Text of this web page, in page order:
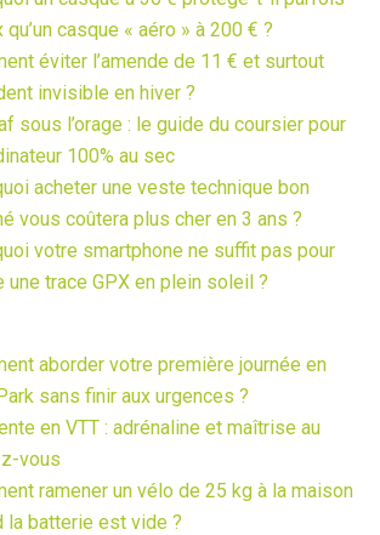
qu’un casque « aéro » à 200 € ?
éviter l’amende de 11 € et surtout
invisible en hiver ?
sous l’orage : le guide du coursier pour
100% au sec
acheter une veste technique bon
vous coûtera plus cher en 3 ans ?
votre smartphone ne suffit pas pour
une trace GPX en plein soleil ?
aborder votre première journée en
sans finir aux urgences ?
en VTT : adrénaline et maîtrise au
vous
ramener un vélo de 25 kg à la maison
la batterie est vide ?